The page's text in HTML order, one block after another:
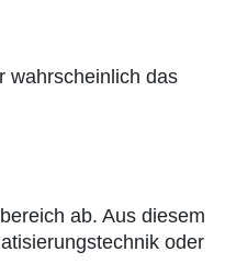
wahrscheinlich das
ab. Aus diesem
oder